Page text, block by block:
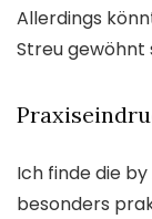
Allerdings
Streu gewöhnt
Ich finde die
besonders